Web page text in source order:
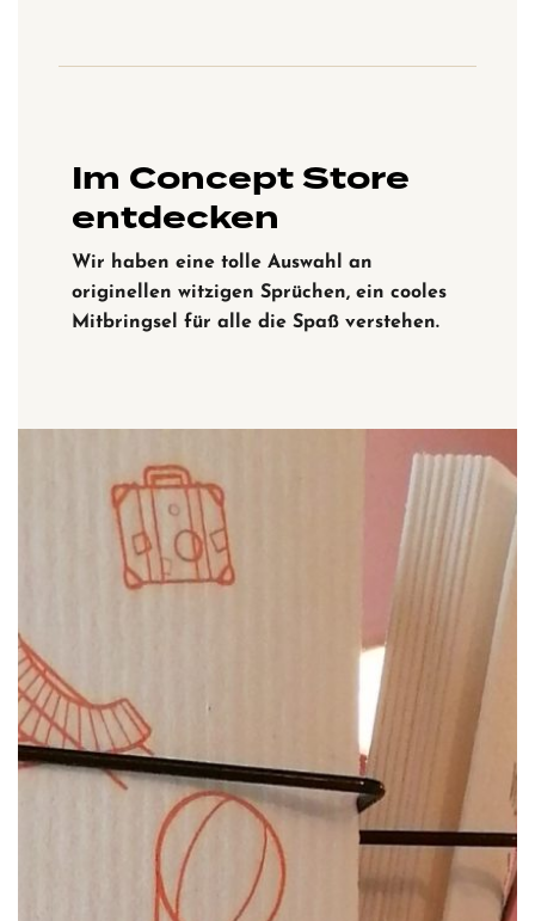
Im Concept Store
entdecken
Wir haben eine tolle Auswahl an
originellen witzigen Sprüchen, ein cooles
Mitbringsel für alle die Spaß verstehen.